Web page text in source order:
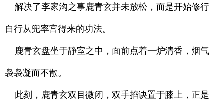
解决了李家沟之事鹿青玄并未放松，而是开始修行
自行从兜率宫得来的功法。
鹿青玄盘坐于静室之中，面前点着一炉清香，烟气
袅袅凝而不散。
此刻，鹿青玄双目微闭，双手掐诀置于膝上，正是